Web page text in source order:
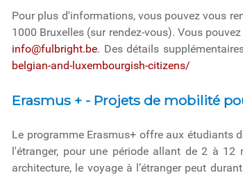
Pour plus d'informations, vous pouvez vous
1000 Bruxelles (sur rendez-vous). Vous
info@fulbright.be. Des détails
belgian-and-luxembourgish-citizens/
Erasmus + - Projets de mobilité
Le programme Erasmus+ offre aux étudiants
l'étranger, pour une période allant de 2 à
architecture, le voyage à l’étranger peut